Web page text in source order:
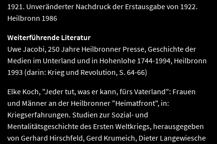
1921. Unveränderter Nachdruck der Erstausgabe von 1922.
Heilbronn 1986
Weiterführende Literatur
Uwe Jacobi, 250 Jahre Heilbronner Presse, Geschichte der
Medien im Unterland und in Hohenlohe 1744-1994, Heilbronn
1993 (darin: Krieg und Revolution, S. 64-66)
Elke Koch, "Jeder tut, was er kann, fürs Vaterland": Frauen
und Männer an der Heilbronner "Heimatfront", in:
Kriegserfahrungen. Studien zur Sozial- und
Mentalitätsgeschichte des Ersten Weltkriegs, herausgegeben
von Gerhard Hirschfeld, Gerd Krumeich, Dieter Langewiesche